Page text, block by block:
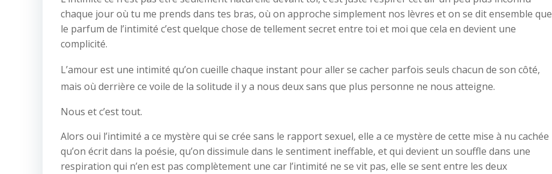
chaque jour où tu me prends dans tes bras, où on approche simplement nos lèvres et on se dit ensemble que
le parfum de l’intimité c’est quelque chose de tellement secret entre toi et moi que cela en devient une
complicité.
L’amour est une intimité qu’on cueille chaque instant pour aller se cacher parfois seuls chacun de son côté,
mais où derrière ce voile de la solitude il y a nous deux sans que plus personne ne nous atteigne.
Nous et c’est tout.
Alors oui l’intimité a ce mystère qui se crée sans le rapport sexuel, elle a ce mystère de cette mise à nu cachée
qu’on écrit dans la poésie, qu’on dissimule dans le sentiment ineffable, et qui devient un souffle dans une
respiration qui n’en est pas complètement une car l’intimité ne se vit pas, elle se sent entre les deux